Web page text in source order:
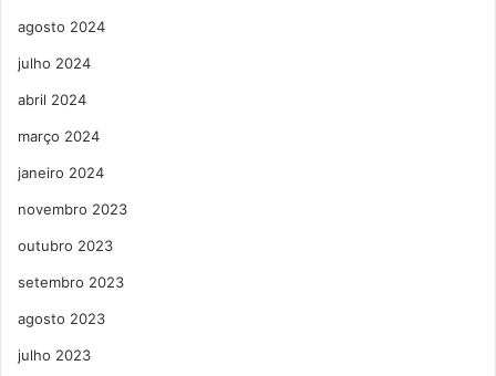
agosto 2024
julho 2024
abril 2024
março 2024
janeiro 2024
novembro 2023
outubro 2023
setembro 2023
agosto 2023
julho 2023